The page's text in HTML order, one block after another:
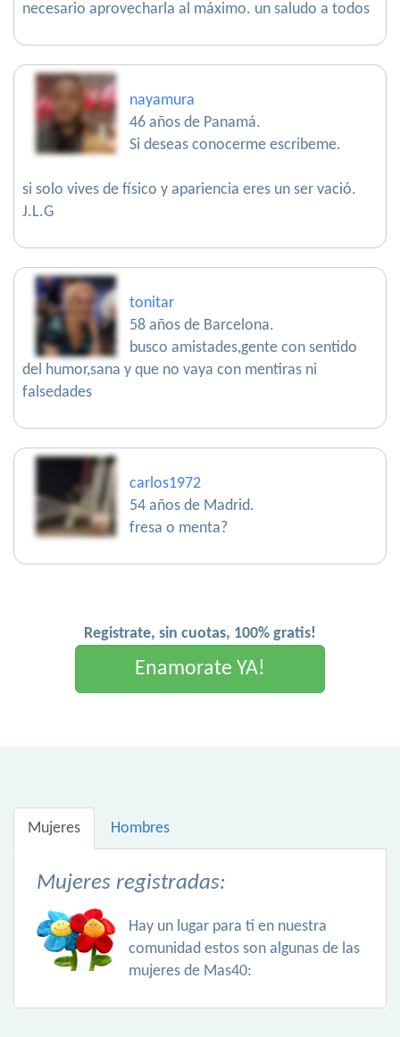
necesario aprovecharla al máximo. un saludo a todos
nayamura
46 años de Panamá.
Si deseas conocerme escribeme.
si solo vives de físico y apariencia eres un ser vació.
J.L.G
tonitar
58 años de Barcelona.
busco amistades,gente con sentido
del humor,sana y que no vaya con mentiras ni
falsedades
carlos1972
54 años de Madrid.
fresa o menta?
Registrate, sin cuotas, 100% gratis!
Enamorate YA!
Mujeres Hombres
Mujeres registradas:
Hay un lugar para ti en nuestra
comunidad estos son algunas de las
mujeres de Mas40: